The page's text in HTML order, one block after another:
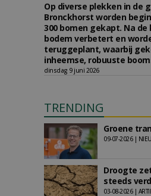
Op diverse plekken in de
Bronckhorst worden
300 bomen gekapt. Na
bodem verbetert en
teruggeplant, waarbij
inheemse, robuuste
dinsdag 9 juni 2026
TRENDING
Groene
09-07-2026 |
Droogte
steeds
03-08-2026 |